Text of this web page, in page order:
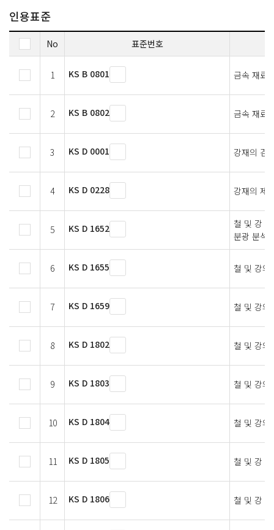
인용표준
No 표준번호
1 KS B 0801 금속 재료
2 KS B 0802 금속 재료
3 KS D 0001 강재의 검
4 KS D 0228 강재의 제
5 KS D 1652
철 및 강 —
분광 분석
6 KS D 1655 철 및 강의
7 KS D 1659 철 및 강의
8 KS D 1802 철 및 강의
9 KS D 1803 철 및 강의
10 KS D 1804 철 및 강의
11 KS D 1805 철 및 강 —
12 KS D 1806 철 및 강 —